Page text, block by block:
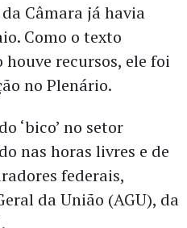
Câmara já havia
Como o texto
recursos, ele foi
no Plenário.
‘bico’ no setor
nas horas livres e de
federais,
da União (AGU), da